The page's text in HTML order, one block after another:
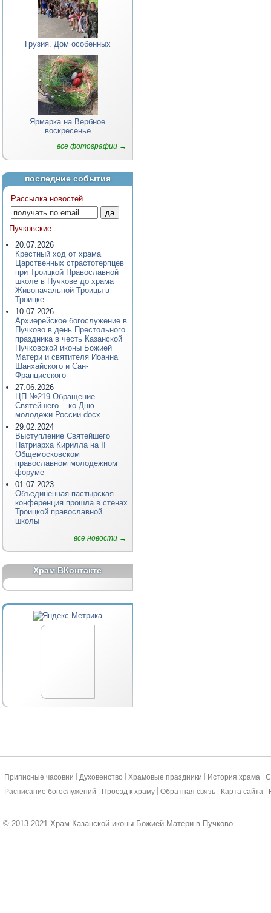
Грузия. Дом особенных
Ярмарка на Вербное
воскресенье
все фотографии →
последние события
Рассылка новостей
Пучковские
20.07.2026
Крестный ход от храма
Царственных страстотерпцев
при Троицкой Православной
школе в Пучкове до храма
Живоначальной Троицы в
Троицке
10.07.2026
Архиерейское богослужение в
Пучково в день Престольного
праздника в честь Казанской
Пучковской иконы Божией
Матери и святителя Иоанна
Шанхайского и Сан-
Францисского
27.06.2026
ЦП №219 Обращение
Святейшего... ко Дню
молодежи России.docx
29.02.2024
Выступление Святейшего
Патриарха Кирилла на II
Общемосковском
православном молодежном
форуме
01.07.2023
Объединенная пастырская
конференция прошла в стенах
Троицкой православной
школы
все новости →
Храм ВКонтакте
Приписные часовни Духовенство Храмовые праздники История храма
Расписание богослужений
Проезд к храму Обратная связь Карта сайта
© 2013-2021 Храм Казанской иконы Божией Матери в Пучково.